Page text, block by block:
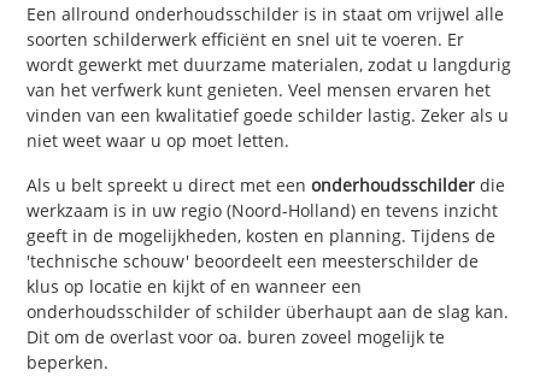
Een allround onderhoudsschilder is in staat om vrijwel alle
soorten schilderwerk efficiënt en snel uit te voeren. Er
wordt gewerkt met duurzame materialen, zodat u langdurig
van het verfwerk kunt genieten. Veel mensen ervaren het
vinden van een kwalitatief goede schilder lastig. Zeker als u
niet weet waar u op moet letten.
Als u belt spreekt u direct met eenonderhoudsschilder die
werkzaam is in uw regio (Noord-Holland) en tevens inzicht
geeft in de mogelijkheden, kosten en planning. Tijdens de
'technische schouw' beoordeelt een meesterschilder de
klus op locatie en kijkt of en wanneer een
onderhoudsschilder of schilder überhaupt aan de slag kan.
Dit om de overlast voor oa. buren zoveel mogelijk te
beperken.